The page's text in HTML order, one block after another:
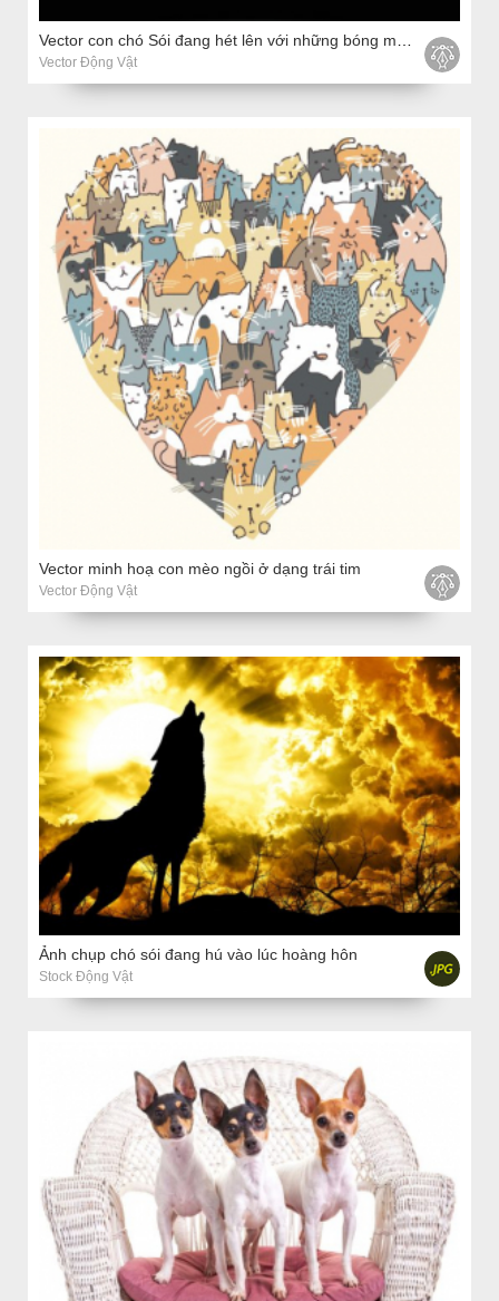
Vector Động Vật
Vector minh hoạ con mèo ngồi ở dạng trái tim
Vector Động Vật
Ảnh chụp chó sói đang hú vào lúc hoàng hôn
Stock Động Vật